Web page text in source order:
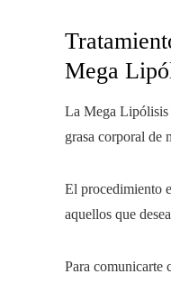
Mega
La Mega Lipólisis
grasa corporal de
El procedimiento
aquellos que
Para comunicarte